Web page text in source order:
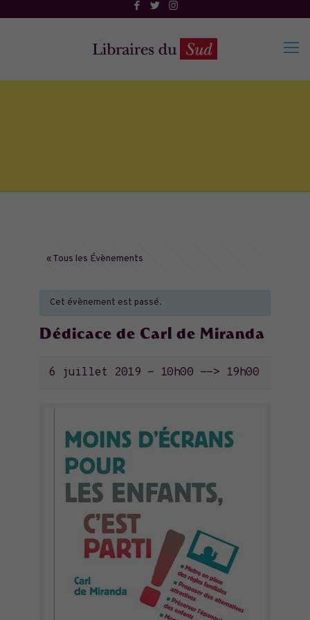
« Tous les Évènements
Cet évènement est passé.
Dédicace de Carl de Miranda
6 juillet 2019 - 10h00 --> 19h00